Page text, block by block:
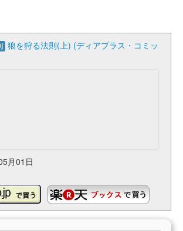
狼を狩る法則(上) (ディアプラス・コミッ
月01日